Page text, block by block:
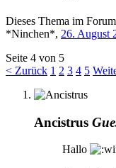
Dieses Thema im
*Ninchen*, 26. August
Seite 4 von 5
< Zurück 1 2 3 4 5
Ancistrus
Hallo